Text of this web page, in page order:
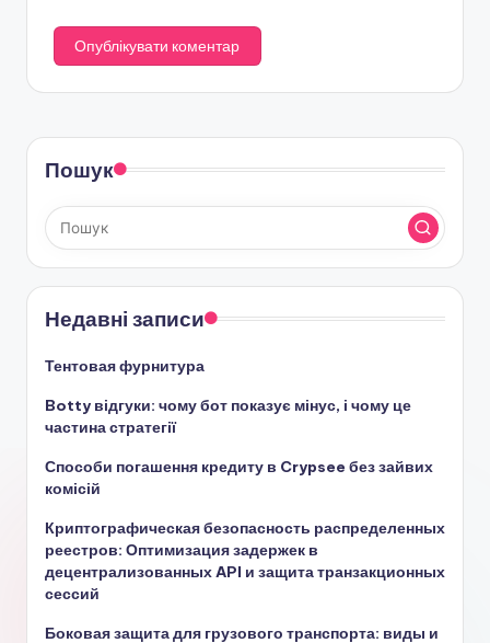
Пошук
Недавні записи
Тентовая фурнитура
Botty відгуки: чому бот показує мінус, і чому це
частина стратегії
Способи погашення кредиту в Crypsee без зайвих
комісій
Криптографическая безопасность распределенных
реестров: Оптимизация задержек в
децентрализованных API и защита транзакционных
сессий
Боковая защита для грузового транспорта: виды и